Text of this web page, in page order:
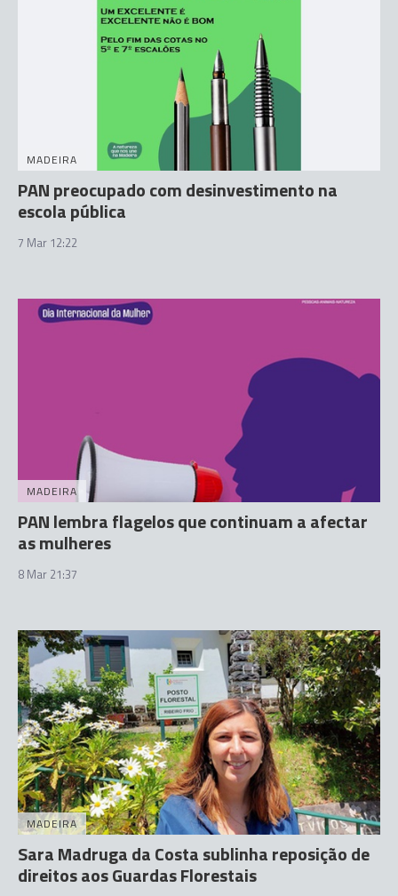
MADEIRA
PAN preocupado com desinvestimento na
escola pública
7 Mar 12:22
MADEIRA
PAN lembra flagelos que continuam a afectar
as mulheres
8 Mar 21:37
MADEIRA
Sara Madruga da Costa sublinha reposição de
direitos aos Guardas Florestais